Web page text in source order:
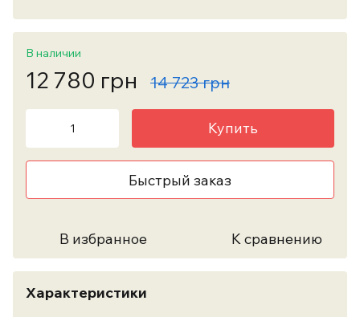
В наличии
12 780 грн 14 723 грн
Купить
Быстрый заказ
В избранное К сравнению
Характеристики